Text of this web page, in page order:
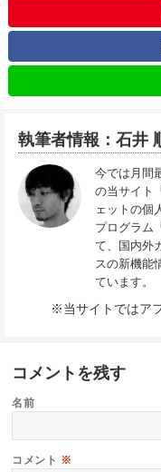
執筆者情報：石井
今では月間
の当サイト
ェットの個
プログラム
て、国内外
スの新機能
ています。
※当サイトではア
コメントを残す
名前
コメント ※